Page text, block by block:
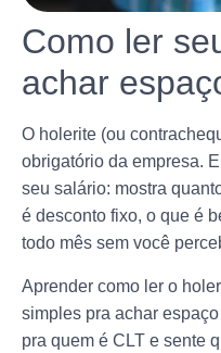
Como ler
achar
O holerite (ou
obrigatório da empresa.
seu salário: mostra
é desconto fixo, o que é
todo mês sem você
Aprender como ler o
simples pra achar
pra quem é CLT e sente